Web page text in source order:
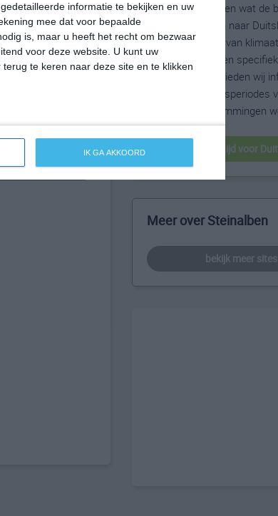
informatie te bekijken en uw
mee dat voor bepaalde
is, maar u heeft het recht om bezwaar
voor deze website. U kunt uw
te keren naar deze site en te klikken
IK GA AKKOORD
16:00
ZO 2
reizen. Wil je weten wat de
maanden zijn om naar
reizen? Op basis van
weersextremen en
weerinformatie bieden wij
over de beste reisperiodes
duizenden bestemmingen
beste reistijd voor
Meer over Steinalben
bekijk meer sites